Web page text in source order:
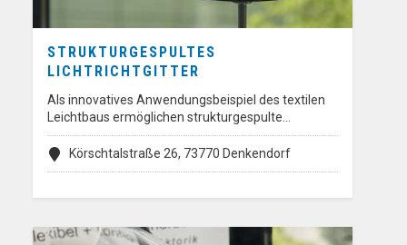
STRUKTURGESPULTES
LICHTRICHTGITTER
Als innovatives Anwendungsbeispiel des textilen
Leichtbaus ermöglichen strukturgespulte…
Körschtalstraße 26, 73770 Denkendorf